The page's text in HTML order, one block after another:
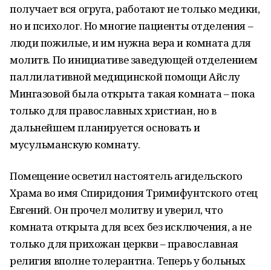
получает вся огруга, работают не только медики,
но и психолог. Но многие пациенты отделения –
люди пожилые, и им нужна вера и комната для
молитв. По инициативе заведующей отделением
паллилативной медицинской помощи Айслу
Мингазовой была открыта такая комната – пока
только для православных христиан, но в
дальнейшем планируется основать и
мусульманскую комнату.
Помещение осветил настоятель агидельского
Храма во имя Спиридония Тримифунтского отец
Евгений. Он прочел молитву и уверил, что
комната открыта для всех без исключения, а не
только для прихожан церкви – православная
религия вполне толерантна. Теперь у больных